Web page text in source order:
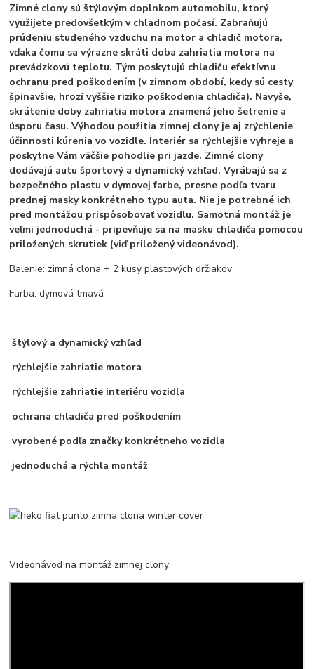
Zimné clony sú štýlovým doplnkom automobilu, ktorý
využijete predovšetkým v chladnom počasí. Zabraňujú
prúdeniu studeného vzduchu na motor a chladič motora,
vďaka čomu sa výrazne skráti doba zahriatia motora na
prevádzkovú teplotu. Tým poskytujú chladiču efektívnu
ochranu pred poškodením (v zimnom období, kedy sú cesty
špinavšie, hrozí vyššie riziko poškodenia chladiča). Navyše,
skrátenie doby zahriatia motora znamená jeho šetrenie a
úsporu času. Výhodou použitia zimnej clony je aj zrýchlenie
účinnosti kúrenia vo vozidle. Interiér sa rýchlejšie vyhreje a
poskytne Vám väčšie pohodlie pri jazde. Zimné clony
dodávajú autu športový a dynamický vzhľad. Vyrábajú sa z
bezpečného plastu v dymovej farbe, presne podľa tvaru
prednej masky konkrétneho typu auta. Nie je potrebné ich
pred montážou prispôsobovať vozidlu. Samotná montáž je
veľmi jednoduchá - pripevňuje sa na masku chladiča pomocou
priložených skrutiek (viď priložený videonávod).
Balenie: zimná clona + 2 kusy plastových držiakov
Farba: dymová tmavá
štýlový a dynamický vzhľad
rýchlejšie zahriatie motora
rýchlejšie zahriatie interiéru vozidla
ochrana chladiča pred poškodením
vyrobené podľa značky konkrétneho vozidla
jednoduchá a rýchla montáž
Videonávod na montáž zimnej clony: